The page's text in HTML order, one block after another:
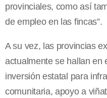
provinciales, como así
de empleo en las fincas”.
A su vez, las provincias
actualmente se hallan en
inversión estatal para
comunitaria, apoyo a